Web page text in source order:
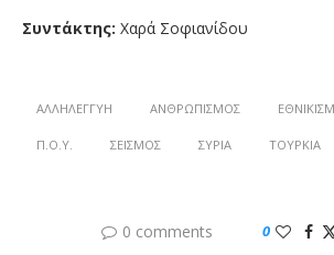
Συντάκτης: Χαρά Σοφιανίδου
ΑΛΛΗΛΕΓΓΎΗ ΑΝΘΡΩΠΙΣΜΌΣ
Π.Ο.Υ. ΣΕΙΣΜΌΣ ΣΥΡΊΑ ΤΟΥΡΚΊΑ
0 comments 0